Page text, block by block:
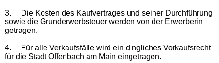
3.
Die Kosten des Kaufvertrages und seiner Durchführung
sowie die Grunderwerbsteuer werden von der Erwerberin
getragen.
4.
Für alle Verkaufsfälle wird ein dingliches Vorkaufsrecht
für die Stadt Offenbach am Main eingetragen.